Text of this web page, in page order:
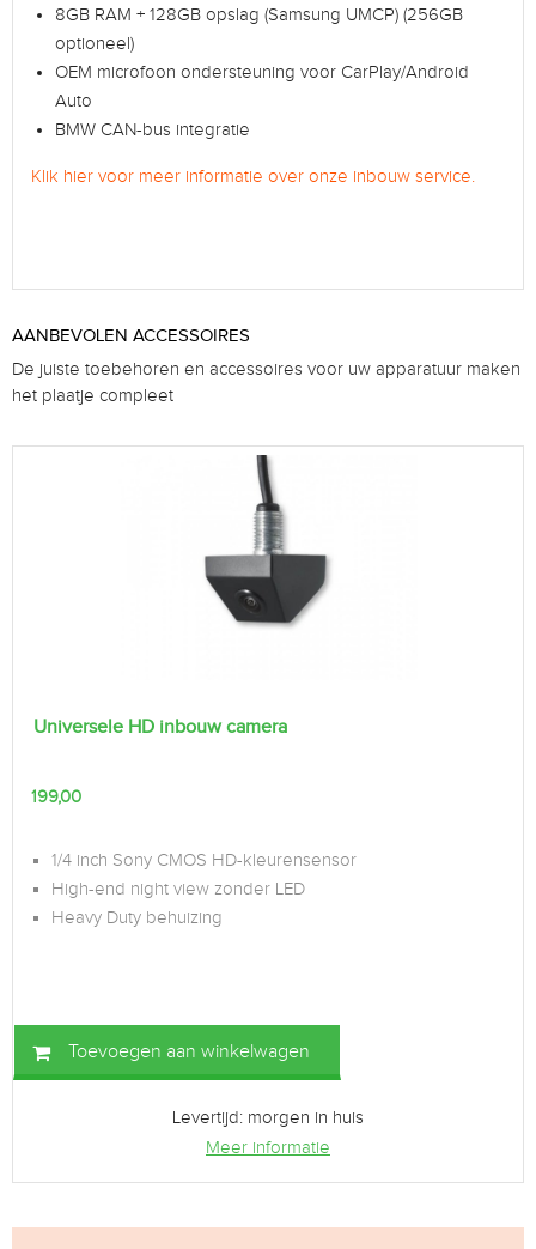
8GB RAM + 128GB opslag (Samsung UMCP) (256GB
optioneel)
OEM microfoon ondersteuning voor CarPlay/Android
Auto
BMW CAN-bus integratie
Klik hier voor meer informatie over onze inbouw service.
AANBEVOLEN ACCESSOIRES
De juiste toebehoren en accessoires voor uw apparatuur maken
het plaatje compleet
Universele HD inbouw camera
199,00
1/4 inch Sony CMOS HD-kleurensensor
High-end night view zonder LED
Heavy Duty behuizing
Toevoegen aan winkelwagen
Levertijd: morgen in huis
Meer informatie